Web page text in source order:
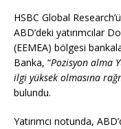
HSBC Global
ABD’deki yatırımcılar
(EEMEA) bölgesi
Banka, “Pozisyon alma
ilgi yüksek olmasına
bulundu.
Yatırımcı notunda,